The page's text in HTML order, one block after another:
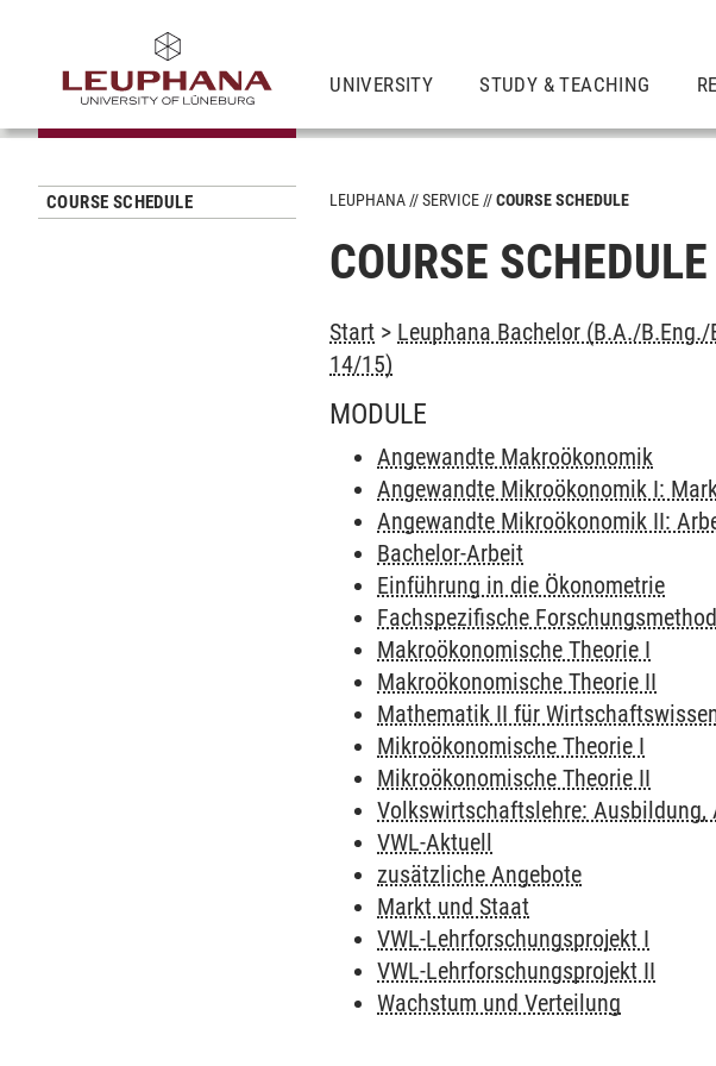
UNIVERSITY STUDY & TEACHING
COURSE SCHEDULE LEUPHANA SERVICE COURSE SCHEDULE
COURSE SCHEDULE
Start > Leuphana Bachelor (B.A./B.Eng./
14/15)
MODULE
Angewandte Makroökonomik
Angewandte Mikroökonomik I:
Angewandte Mikroökonomik II:
Bachelor-Arbeit
Einführung in die Ökonometrie
Fachspezifische
Makroökonomische Theorie I
Makroökonomische Theorie II
Mathematik II für
Mikroökonomische Theorie I
Mikroökonomische Theorie II
Volkswirtschaftslehre: Ausbildung,
VWL-Aktuell
zusätzliche Angebote
Markt und Staat
VWL-Lehrforschungsprojekt I
VWL-Lehrforschungsprojekt II
Wachstum und Verteilung